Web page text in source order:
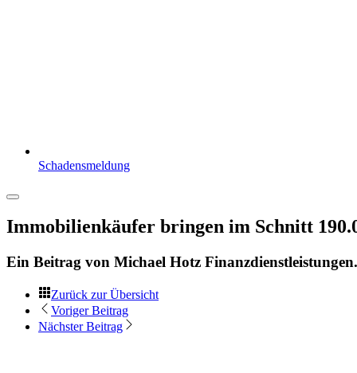
Schadensmeldung
Immobilienkäufer bringen im Schnitt
Ein Beitrag von Michael Hotz Finanzdienstleistungen.
Zurück zur Übersicht
Voriger Beitrag
Nächster Beitrag